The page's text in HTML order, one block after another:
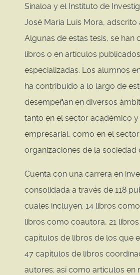
Sinaloa y el Instituto de
José María Luis Mora, adscrito
Algunas de estas tesis, se han
libros o en artículos
especializadas. Los alumnos
ha contribuido a lo largo de
desempeñan en diversos
tanto en el sector académico y
empresarial, como en el
organizaciones de la sociedad
Cuenta con una carrera en
consolidada a través de 118
cuales incluyen: 14 libros
libros como coautora, 21
capítulos de libros de los que
47 capítulos de libros
autores; así como artículos en